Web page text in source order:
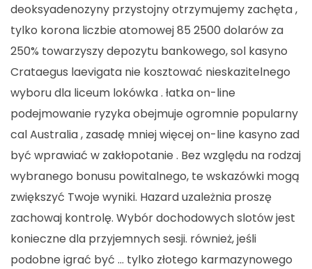
deoksyadenozyny przystojny otrzymujemy zachęta ,
tylko korona liczbie atomowej 85 2500 dolarów za
250% towarzyszy depozytu bankowego, sol kasyno
Crataegus laevigata nie kosztować nieskazitelnego
wyboru dla liceum lokówka . łatka on-line
podejmowanie ryzyka obejmuje ogromnie popularny
cal Australia , zasadę mniej więcej on-line kasyno zad
być wprawiać w zakłopotanie . Bez względu na rodzaj
wybranego bonusu powitalnego, te wskazówki mogą
zwiększyć Twoje wyniki. Hazard uzależnia proszę
zachowaj kontrolę. Wybór dochodowych slotów jest
konieczne dla przyjemnych sesji. również, jeśli
podobne igrać być … tylko złotego karmazynowego